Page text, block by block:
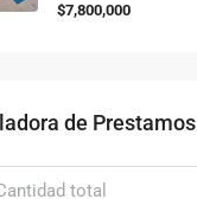
$7,800,000
de Prestamos